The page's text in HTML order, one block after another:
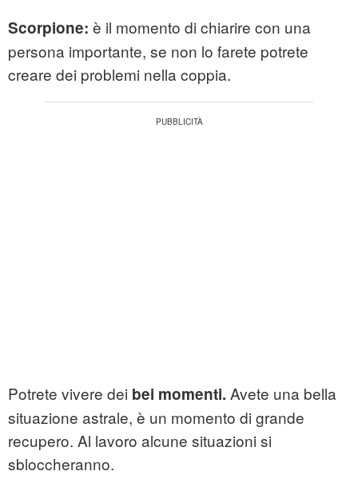
Scorpione: è il momento di chiarire con una
persona importante, se non lo farete potrete
creare dei problemi nella coppia.
Potrete vivere dei bei momenti. Avete una bella
situazione astrale, è un momento di grande
recupero. Al lavoro alcune situazioni si
sbloccheranno.